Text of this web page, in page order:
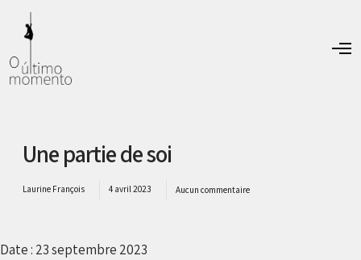
O
Une partie de soi
Laurine François 4 avril 2023 Aucun commentaire
Date : 23 septembre 2023